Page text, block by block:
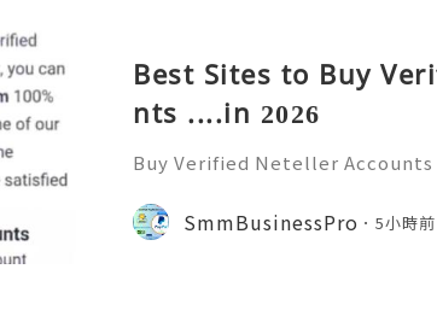
Best Sites to Buy
nts ....in 2026
Buy Verified Neteller Accounts
cure & Ready to Use Neteller
s. A Neteller account
SmmBusinessPro 5小時前